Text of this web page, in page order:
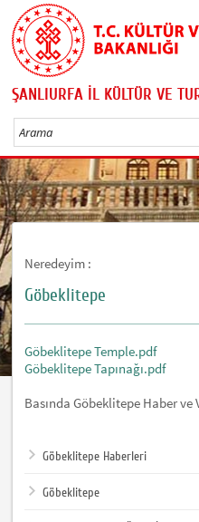
ŞANLIURFA İL KÜLTÜR VE
Neredeyim :
Göbeklitepe
Göbeklitepe Temple.pdf
Göbeklitepe Tapınağı.pdf
Basında Göbeklitepe Haber ve
Göbeklitepe Haberleri
Göbeklitepe